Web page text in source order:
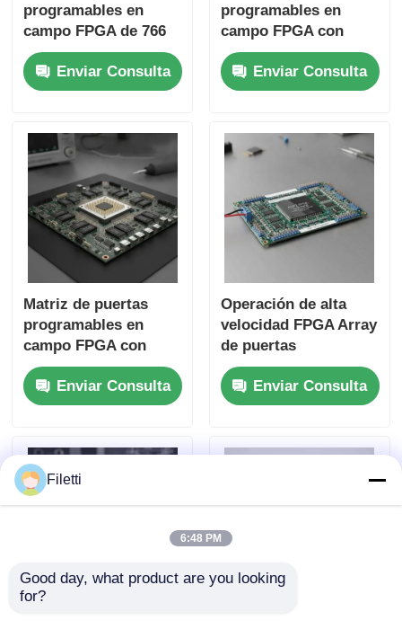
programables en
campo FPGA de 766
MHz de alta velocidad
con condensador de
tantalio de 22 uF y
estabilización de 6
microsegundos
Enviar Consulta
programables en
campo FPGA con
frecuencia de reloj
máxima de 766 MHz,
RAM distribuida de
I2C de 2 cables
Enviar Consulta
Matriz de puertas
programables en
campo FPGA con
bloque de RAM de 68
Mb para operación de
alta velocidad y
configurables
Enviar Consulta
Operación de alta
velocidad FPGA Array
de puertas
programables de
campo ECP2 con
voltaje de
analógico de 2,7 V a
Enviar Consulta
Filetti
6:48 PM
Good day, what product are you looking
for?